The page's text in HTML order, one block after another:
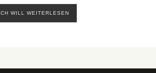
ICH WILL WEITERLESEN